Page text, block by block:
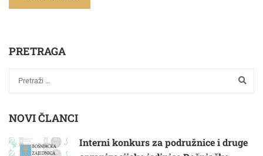
PRETRAGA
NOVI ČLANCI
Interni konkurs za podružnice i druge